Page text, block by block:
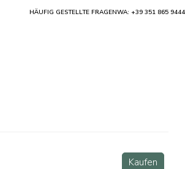
Kaufen
HÄUFIG GESTELLTE FRAGENWA: +39 351 865 9444